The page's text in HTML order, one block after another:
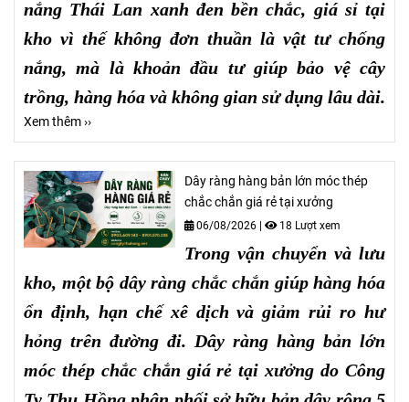
nắng Thái Lan xanh đen bền chắc, giá sỉ tại
kho vì thế không đơn thuần là vật tư chống
nắng, mà là khoản đầu tư giúp bảo vệ cây
trồng, hàng hóa và không gian sử dụng lâu dài.
Xem thêm ››
Dây ràng hàng bản lớn móc thép
chắc chắn giá rẻ tại xưởng
06/08/2026 | 18 Lượt xem
Trong vận chuyển và lưu
kho, một bộ dây ràng chắc chắn giúp hàng hóa
ổn định, hạn chế xê dịch và giảm rủi ro hư
hỏng trên đường đi. Dây ràng hàng bản lớn
móc thép chắc chắn giá rẻ tại xưởng do Công